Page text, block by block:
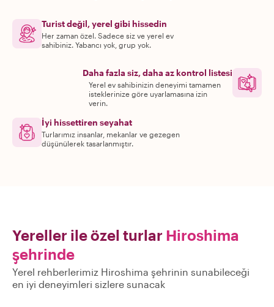
Turist değil, yerel gibi hissedin
Her zaman özel. Sadece siz ve yerel ev
sahibiniz. Yabancı yok, grup yok.
Daha fazla siz, daha az kontrol listesi
Yerel ev sahibinizin deneyimi tamamen
isteklerinize göre uyarlamasına izin
verin.
İyi hissettiren seyahat
Turlarımız insanlar, mekanlar ve gezegen
düşünülerek tasarlanmıştır.
Yereller ile özel turlar Hiroshima
şehrinde
Yerel rehberlerimiz Hiroshima şehrinin sunabileceği
en iyi deneyimleri sizlere sunacak